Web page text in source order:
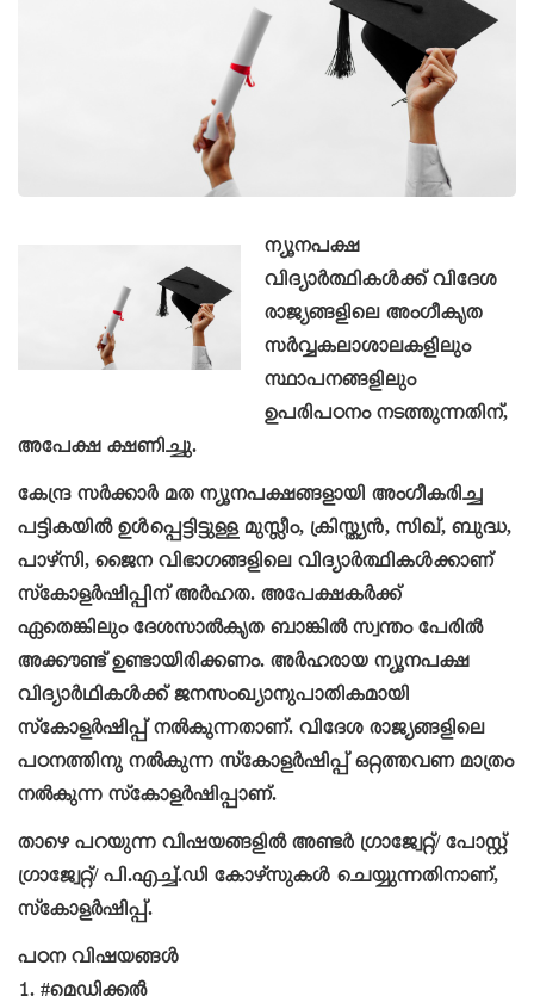
ന്യൂനപക്ഷ
വിദ്യാര്‍ത്ഥികള്‍ക്ക് വിദേശ
രാജ്യങ്ങളിലെ അംഗീകൃത
സര്‍വ്വകലാശാലകളിലും
സ്ഥാപനങ്ങളിലും
ഉപരിപഠനം നടത്തുന്നതിന്,
അപേക്ഷ ക്ഷണിച്ചു.
കേന്ദ്ര സര്‍ക്കാര്‍ മത ന്യൂനപക്ഷങ്ങളായി അംഗീകരിച്ച
പട്ടികയില്‍ ഉള്‍പ്പെട്ടിട്ടുള്ള മുസ്ലീം, ക്രിസ്ത്യന്‍, സിഖ്, ബുദ്ധ,
പാഴ്സി, ജൈന വിഭാഗങ്ങളിലെ വിദ്യാര്‍ത്ഥികള്‍ക്കാണ്
സ്‌കോളര്‍ഷിപ്പിന് അര്‍ഹത. അപേക്ഷകര്‍ക്ക്
ഏതെങ്കിലും ദേശസാല്‍കൃത ബാങ്കില്‍ സ്വന്തം പേരില്‍
അക്കൗണ്ട് ഉണ്ടായിരിക്കണം. അര്‍ഹരായ ന്യൂനപക്ഷ
വിദ്യാര്‍ഥികള്‍ക്ക് ജനസംഖ്യാനുപാതികമായി
സ്‌കോളര്‍ഷിപ്പ് നല്‍കുന്നതാണ്. വിദേശ രാജ്യങ്ങളിലെ
പഠനത്തിനു നല്‍കുന്ന സ്‌കോളര്‍ഷിപ്പ്ഒറ്റത്തവണ മാത്രം
നല്‍കുന്ന സ്‌കോളര്‍ഷിപ്പാണ്.
താഴെ പറയുന്ന വിഷയങ്ങളില്‍ അണ്ടര്‍ ഗ്രാജ്വേറ്റ്/ പോസ്റ്റ്
ഗ്രാജ്വേറ്റ്/ പി.എച്ച്.ഡി കോഴ്സുകള്‍ ചെയ്യുന്നതിനാണ്,
സ്‌കോളര്‍ഷിപ്പ്.
പഠന വിഷയങ്ങള്‍